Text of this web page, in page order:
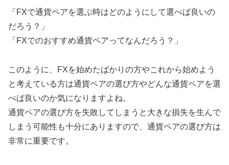
「FXで通貨ペアを選ぶ時はどのようにして選べば良いの
だろう？」
「FXでのおすすめ通貨ペアってなんだろう？」
このように、FXを始めたばかりの方やこれから始めよう
と考えている方は通貨ペアの選び方やどんな通貨ペアを選
べば良いのか気になりますよね。
通貨ペアの選び方を失敗してしまうと大きな損失を生んで
しまう可能性も十分にありますので、通貨ペアの選び方は
非常に重要です。